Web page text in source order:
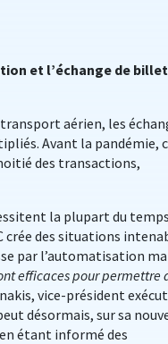
et l’échange de
transport aérien, les
Avant la pandémie,
des transactions,
la plupart du temps
crée des situations
par l’automatisation
efficaces pour permettre
vice-président
désormais, sur sa
étant informé des